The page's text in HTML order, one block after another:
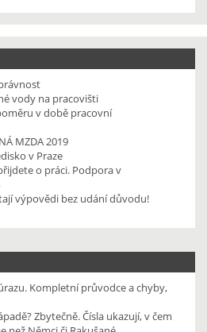
vody na pracovišti
v době pracovní
MZDA 2019
v Praze
o práci. Podpora v
výpovědi bez udání důvodu!
Kompletní průvodce a chyby,
Zbytečně. Čísla ukazují, v čem